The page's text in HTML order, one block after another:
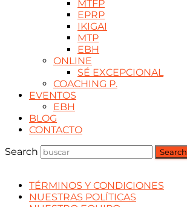
MTFP
EPRP
IKIGAI
MTP
EBH
ONLINE
SÉ EXCEPCIONAL
COACHING P.
EVENTOS
EBH
BLOG
CONTACTO
Search
Search
TÉRMINOS Y CONDICIONES
NUESTRAS POLÍTICAS